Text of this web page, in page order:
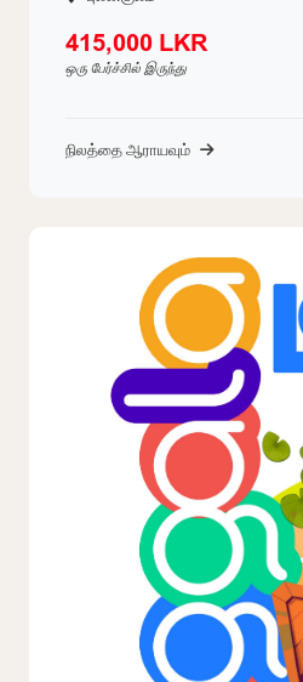
415,000 LKR
ஒரு பேர்ச்சில் இருந்து
நிலத்தை ஆராயவும்